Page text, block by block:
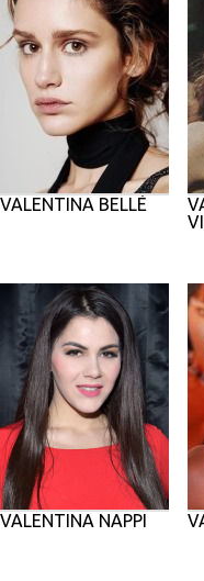
VALENTINA BELLÈ
VALENTINA NAPPI